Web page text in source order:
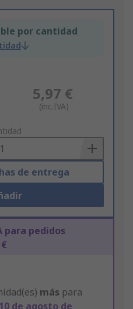
por cantidad
5,97 €
(inc.IVA)
de entrega
para pedidos
más para
10 de agosto de